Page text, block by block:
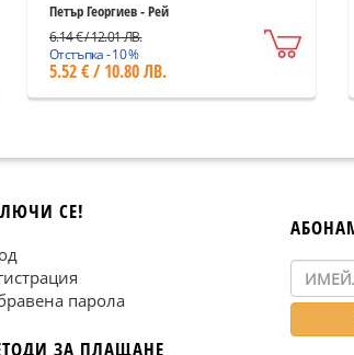
Петър Георгиев - Рей
6.14 € / 12.01 ЛВ.
Отстъпка - 10 %
5.52 € / 10.80 ЛВ.
СЕ!
парола
ЗА ПЛАЩАНЕ